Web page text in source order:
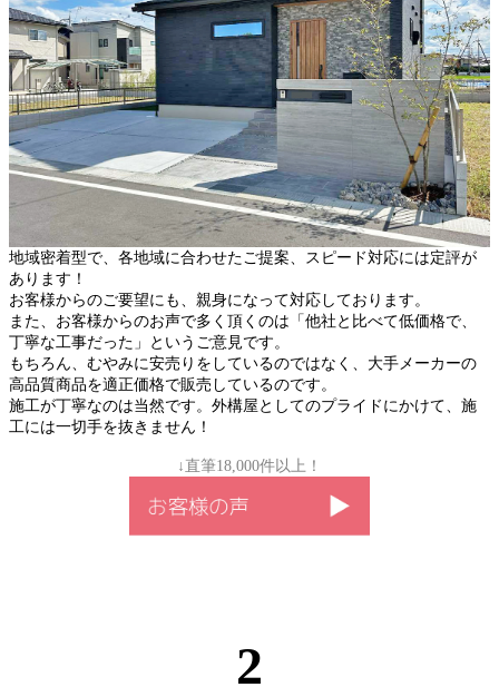
地域密着型で、各地域に合わせたご提案、スピード対応には定評が
あります！
お客様からのご要望にも、親身になって対応しております。
また、お客様からのお声で多く頂くのは「他社と比べて低価格で、
丁寧な工事だった」というご意見です。
もちろん、むやみに安売りをしているのではなく、大手メーカーの
高品質商品を適正価格で販売しているのです。
施工が丁寧なのは当然です。外構屋としてのプライドにかけて、施
工には一切手を抜きません！
↓直筆18,000件以上！
2